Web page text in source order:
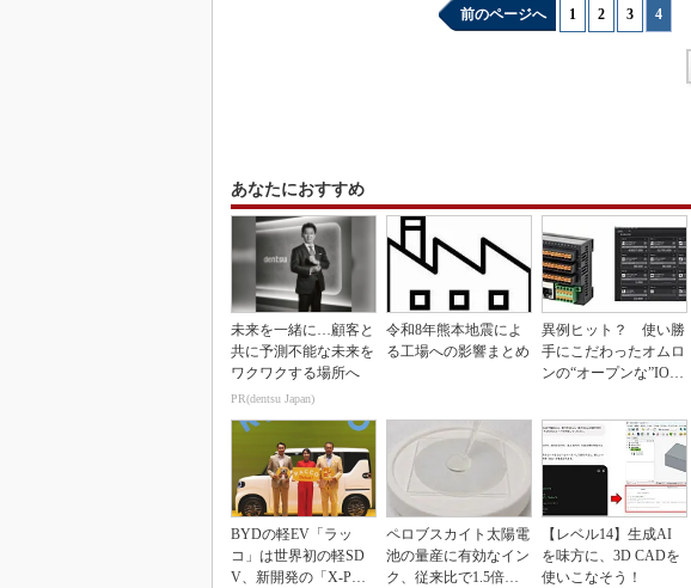
前のページへ 1 2 3 4
あなたにおすすめ
未来を一緒に…顧客と
共に予測不能な未来を
ワクワクする場所へ
PR(dentsu Japan)
令和8年熊本地震によ
る工場への影響まとめ
異例ヒット？ 使い勝
手にこだわったオムロ
ンの“オープンな”IO-L
BYDの軽EV「ラッ
コ」は世界初の軽SD
V、新開発の「X-PAC
ペロブスカイト太陽電
池の量産に有効なイン
ク、従来比で1.5倍の
【レベル14】生成AI
を味方に、3D CADを
使いこなそう！